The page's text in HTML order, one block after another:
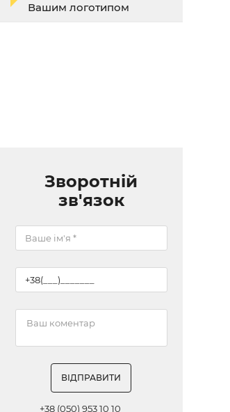
Вашим логотипом
Зворотній
зв'язок
ВІДПРАВИТИ
+38 (050) 953 10 10